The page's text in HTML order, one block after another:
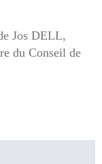
Jos DELL,
du Conseil de